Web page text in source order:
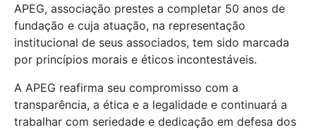
APEG, associação prestes a completar 50 anos de
fundação e cuja atuação, na representação
institucional de seus associados, tem sido marcada
por princípios morais e éticos incontestáveis.
A APEG reafirma seu compromisso com a
transparência, a ética e a legalidade e continuará a
trabalhar com seriedade e dedicação em defesa dos